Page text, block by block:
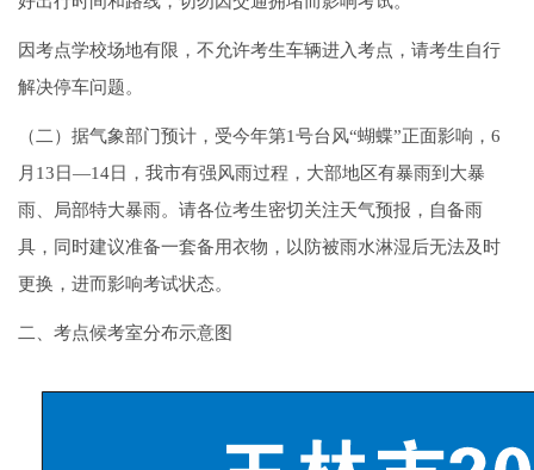
因考点学校场地有限，不允许考生车辆进入考点，请考生自行
解决停车问题。
（二）据气象部门预计，受今年第1号台风“蝴蝶”正面影响，6
月13日—14日，我市有强风雨过程，大部地区有暴雨到大暴
雨、局部特大暴雨。请各位考生密切关注天气预报，自备雨
具，同时建议准备一套备用衣物，以防被雨水淋湿后无法及时
更换，进而影响考试状态。
二、考点候考室分布示意图